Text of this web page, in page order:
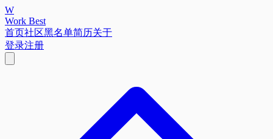
W
Work Best
首页社区黑名单简历关于
登录注册